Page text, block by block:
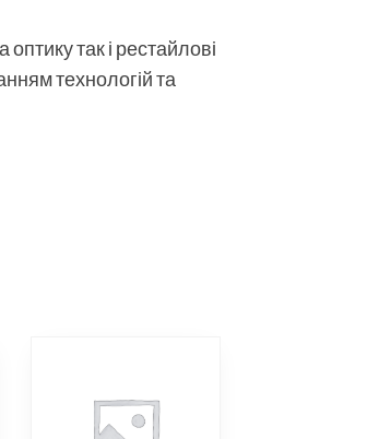
так і рестайлові
технологій та